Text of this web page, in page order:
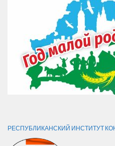
РЕСПУБЛИКАНСКИЙ ИНСТИТУТ